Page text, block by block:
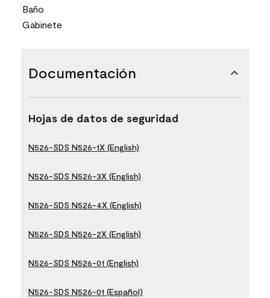
Baño
Gabinete
Documentación
Hojas de datos de seguridad
N526-SDS N526-1X (English)
N526-SDS N526-3X (English)
N526-SDS N526-4X (English)
N526-SDS N526-2X (English)
N526-SDS N526-01 (English)
N526-SDS N526-01 (Español)